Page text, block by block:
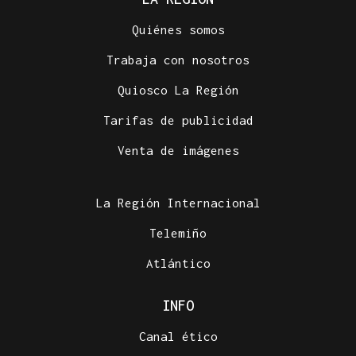
Quiénes somos
Trabaja con nosotros
Quiosco La Región
Tarifas de publicidad
Venta de imágenes
La Región Internacional
Telemiño
Atlántico
INFO
Canal ético